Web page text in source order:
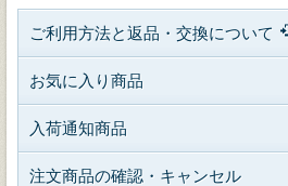
ご利用方法と返品・交換について
お気に入り商品
入荷通知商品
注文商品の確認・キャンセル